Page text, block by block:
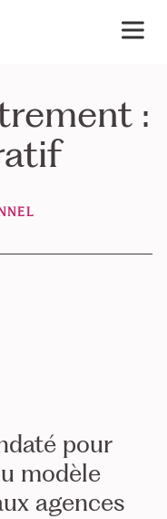
:
pour
modèle
agences